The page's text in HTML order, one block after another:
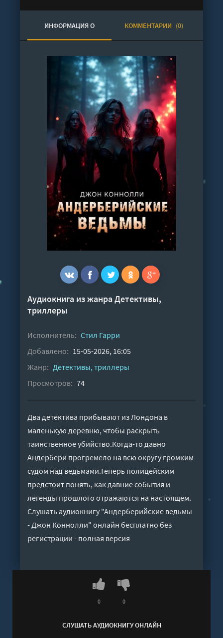
ИНФОРМАЦИЯ О
АУДИОКНИГЕ
КОММЕНТАРИИ (0)
Аудиокнига из жанраДетективы,
триллеры
Исполнитель: Стил Гарри
Добавлено: 15-05-2026, 16:05
Жанр: Детективы, триллеры
Просмотров: 74
Два детектива прибывают из Лондона в
маленькую деревню, чтобы раскрыть
таинственное убийство.Когда-то давно
Андербери прогремело на всю округу громким
судом над ведьмами.Теперь полицейским
предстоит понять, как давние события и
легенды прошлого отражаются на настоящем.
Слушать аудиокнигу "Андерберийские ведьмы
- Джон Коннолли" онлайн бесплатно без
регистрации - полная версия
СЛУШАТЬ АУДИОКНИГУ ОНЛАЙН
0 0